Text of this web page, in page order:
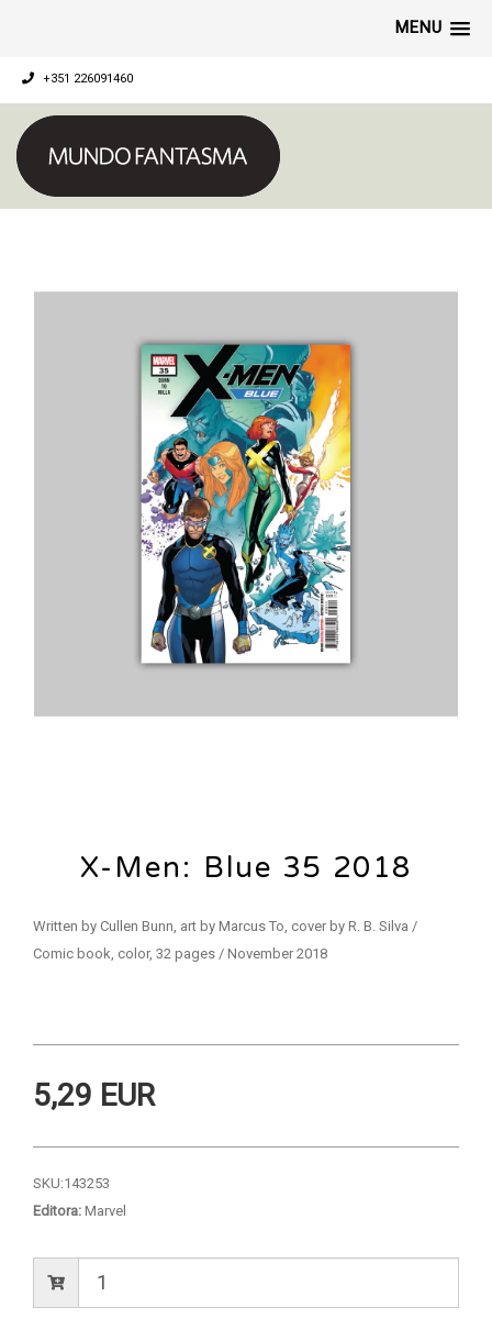
MENU
+351 226091460
X-Men: Blue 35 2018
Written by Cullen Bunn, art by Marcus To, cover by R. B. Silva /
Comic book, color, 32 pages / November 2018
5,29 EUR
SKU:143253
Editora: Marvel